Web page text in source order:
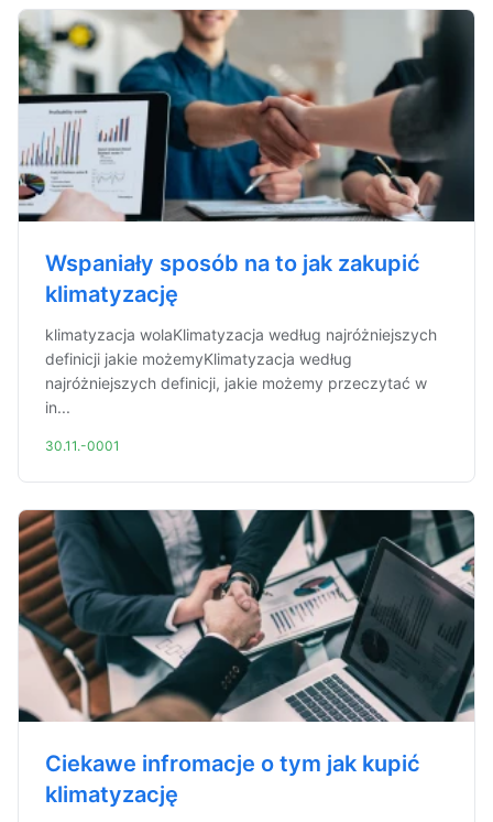
Wspaniały sposób na to jak zakupić
klimatyzację
klimatyzacja wolaKlimatyzacja według najróżniejszych
definicji jakie możemyKlimatyzacja według
najróżniejszych definicji, jakie możemy przeczytać w
in...
30.11.-0001
Ciekawe infromacje o tym jak kupić
klimatyzację